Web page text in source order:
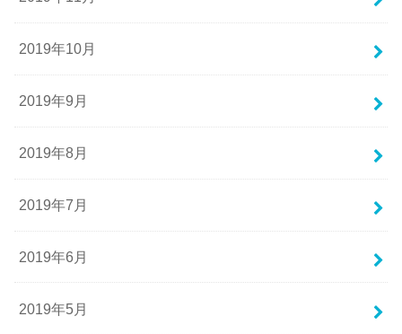
2019年10月
2019年9月
2019年8月
2019年7月
2019年6月
2019年5月